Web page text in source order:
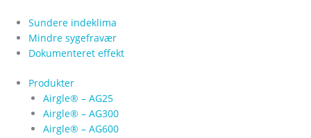
indholdet
Sundere indeklima
Mindre sygefravær
Dokumenteret effekt
Produkter
Airgle® – AG25
Airgle® – AG300
Airgle® – AG600